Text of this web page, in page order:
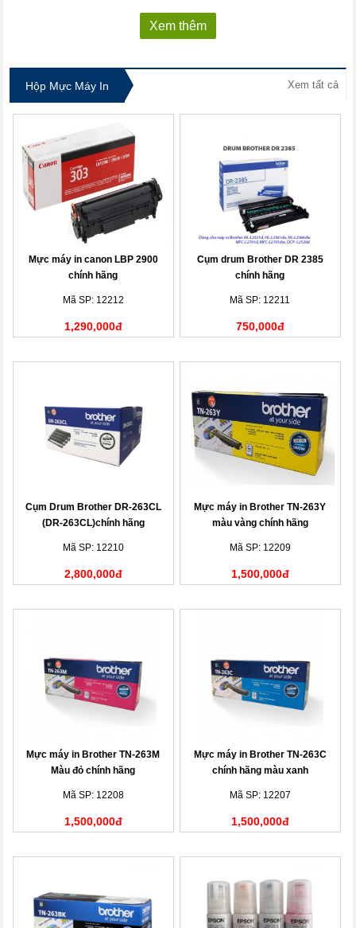
Xem thêm
Hộp Mực Máy In Xem tất cả
Mực máy in canon LBP 2900
chính hãng
Mã SP: 12212
1,290,000đ
Cụm drum Brother DR 2385
chính hãng
Mã SP: 12211
750,000đ
Cụm Drum Brother DR-263CL
(DR-263CL)chính hãng
Mã SP: 12210
2,800,000đ
Mực máy in Brother TN-263Y
màu vàng chính hãng
Mã SP: 12209
1,500,000đ
Mực máy in Brother TN-263M
Màu đỏ chính hãng
Mã SP: 12208
1,500,000đ
Mực máy in Brother TN-263C
chính hãng màu xanh
Mã SP: 12207
1,500,000đ